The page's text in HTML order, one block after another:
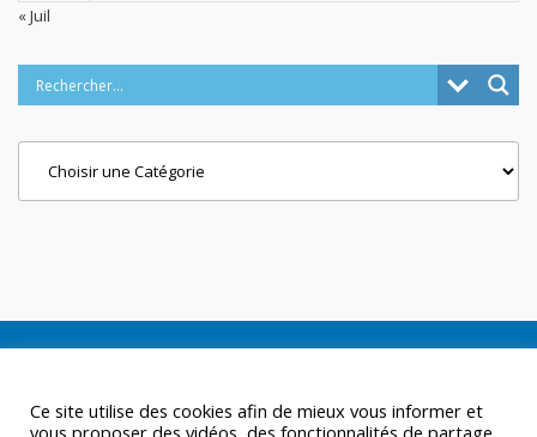
« Juil
Ce site utilise des cookies afin de mieux vous informer et
vous proposer des vidéos, des fonctionnalités de partage